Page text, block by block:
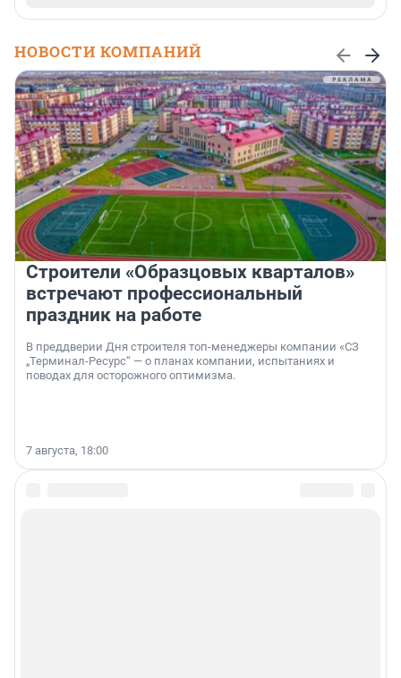
НОВОСТИ КОМПАНИЙ
Строители «Образцовых кварталов»
встречают профессиональный
праздник на работе
В преддверии Дня строителя топ-менеджеры компании «СЗ
„Терминал-Ресурс“ — о планах компании, испытаниях и
поводах для осторожного оптимизма.
7 августа, 18:00